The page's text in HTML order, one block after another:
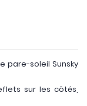
pare-soleil Sunsky
sur les côtés,